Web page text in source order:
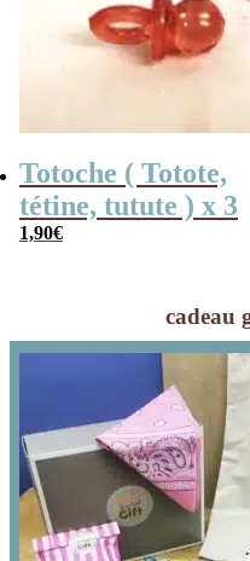
Totoche ( Totote,
tétine, tutute ) x 3
1,90€
cadeau